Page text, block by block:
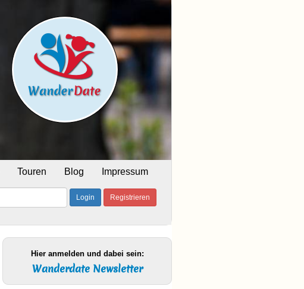
Touren Blog Impressum
Login Registrieren
Hier anmelden und dabei sein:
Wanderdate Newsletter